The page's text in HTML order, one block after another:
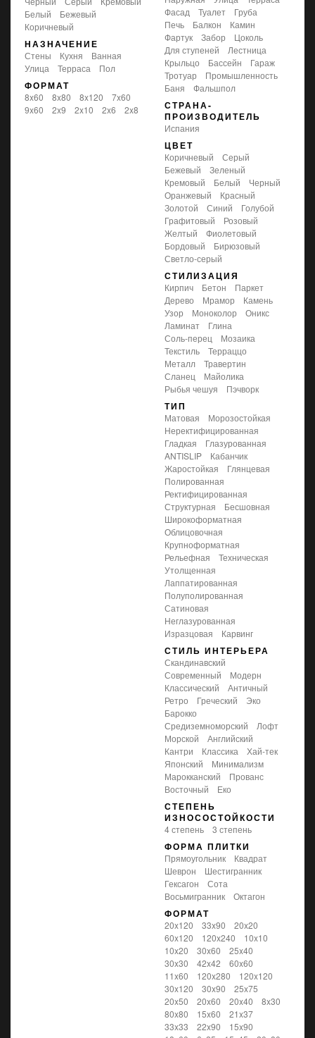
белый
бежевый
коричневый
НАЗНАЧЕНИЕ
стены кухня
ванная
улица
терраса пол
ФОРМАТ
8x60 8x80 8x120
7x60
9x60
2x9 2x10 2x6 2x8
фасад
туалет
груба
печь
балкон
камин
фартук
забор
цоколь
для ступеней
лестница
крыльцо
бассейн
гараж
тротуар
промышленность
баня
фальшпол
СТРАНА-
ПРОИЗВОДИТЕЛЬ
Испания
ЦВЕТ
коричневый
серый
бежевый
зеленый
кремовый
белый
черный
оранжевый
красный
золотой
синий
голубой
графитовый
розовый
желтый
фиолетовый
бордовый
бирюзовый
светло-серый
СТИЛИЗАЦИЯ
кирпич бетон
паркет
дерево
мрамор
камень
узор
моноколор
оникс
ламинат
глина
соль-перец
мозаика
текстиль
терраццо
металл
травертин
сланец
майолика
рыбья чешуя
пэчворк
ТИП
матовая
морозостойкая
неректифицированная
гладкая
глазурованная
ANTISLIP
кабанчик
жаростойкая
глянцевая
полированная
ректифицированная
структурная
бесшовная
широкоформатная
облицовочная
крупноформатная
рельефная
техническая
утолщенная
лаппатированная
полуполированная
сатиновая
неглазурованная
изразцовая
карвинг
СТИЛЬ ИНТЕРЬЕРА
скандинавский
современный
модерн
классический
античный
ретро
греческий
эко
барокко
средиземноморский
лофт
морской
английский
кантри
классика
хай-тек
японский
минимализм
марокканский
прованс
восточный
еко
СТЕПЕНЬ
ИЗНОСОСТОЙКОСТИ
4 степень 3 степень
ФОРМА ПЛИТКИ
прямоугольник
квадрат
шеврон
шестигранник
гексагон
сота
восьмигранник
октагон
ФОРМАТ
20x120 33x90
20x20
60x120
120x240
10x10
10x20
30x60
25x40
30x30
42x42
60x60
11x60
120x280
120x120
30x120
30x90
25x75
20x50
20x60 20x40
8x30
80x80
15x60
21x37
33x33
22x90
15x90